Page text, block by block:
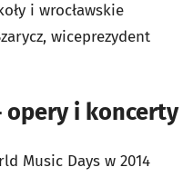
i wrocławskie
wiceprezydent
opery i koncerty
Music Days w 2014